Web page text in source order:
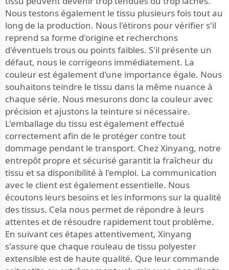
Nous testons également le tissu plusieurs fois tout au
long de la production. Nous l'étirons pour vérifier s'il
reprend sa forme d'origine et recherchons
d'éventuels trous ou points faibles. S'il présente un
défaut, nous le corrigeons immédiatement. La
couleur est également d'une importance égale. Nous
souhaitons teindre le tissu dans la même nuance à
chaque série. Nous mesurons donc la couleur avec
précision et ajustons la teinture si nécessaire.
L'emballage du tissu est également effectué
correctement afin de le protéger contre tout
dommage pendant le transport. Chez Xinyang, notre
entrepôt propre et sécurisé garantit la fraîcheur du
tissu et sa disponibilité à l'emploi. La communication
avec le client est également essentielle. Nous
écoutons leurs besoins et les informons sur la qualité
des tissus. Cela nous permet de répondre à leurs
attentes et de résoudre rapidement tout problème.
En suivant ces étapes attentivement, Xinyang
s'assure que chaque rouleau de tissu polyester
extensible est de haute qualité. Que leur commande